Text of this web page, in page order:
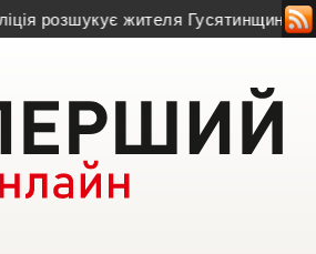
жителя Гусятинщини